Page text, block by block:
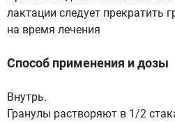
лактации следует прекратить
на время лечения
Способ применения и дозы
Внутрь.
Гранулы растворяют в 1/2